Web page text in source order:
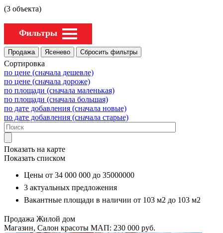
(3 объекта)
Фильтры
Сортировка
по цене (сначала дешевле)
по цене (сначала дороже)
по площади (сначала маленькая)
по площади (сначала большая)
по дате добавления (сначала новые)
по дате добавления (сначала старые)
Показать на карте
Показать списком
Цены от 34 000 000 до 35000000
3 актуальных предложения
Вакантные площади в наличии от 103 м2 до 103 м2
Продажа Жилой дом
Магазин, Салон красоты МАП: 230 000 руб.